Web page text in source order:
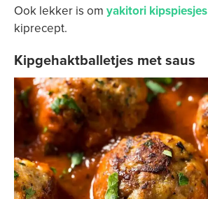
Ook lekker is om yakitori kipspiesjes
kiprecept.
Kipgehaktballetjes met saus